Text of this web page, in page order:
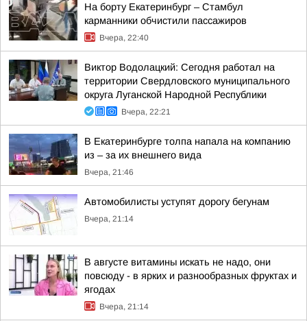
На борту Екатеринбург – Стамбул
карманники обчистили пассажиров
Вчера, 22:40
Виктор Водолацкий: Сегодня работал на
территории Свердловского муниципального
округа Луганской Народной Республики
Вчера, 22:21
В Екатеринбурге толпа напала на компанию
из – за их внешнего вида
Вчера, 21:46
Автомобилисты уступят дорогу бегунам
Вчера, 21:14
В августе витамины искать не надо, они
повсюду - в ярких и разнообразных фруктах и
ягодах
Вчера, 21:14